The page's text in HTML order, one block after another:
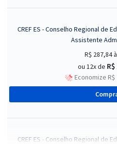
CREF ES - Conselho Regional de
Assistente
R$ 287,84
ou 12x de R$
Economize R$
CREF ES - Conselho Regional de